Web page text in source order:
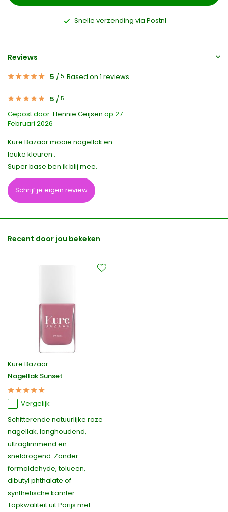
Snelle verzending via Postnl
Reviews
5 / 5 Based on 1 reviews
5 / 5
Gepost door: Hennie Geijsen op 27
Februari 2026
Kure Bazaar mooie nagellak en
leuke kleuren .
Super base ben ik blij mee.
Schrijf je eigen review
Recent door jou bekeken
Kure Bazaar
Nagellak Sunset
Vergelijk
Schitterende natuurlijke roze
nagellak, langhoudend,
ultraglimmend en
sneldrogend. Zonder
formaldehyde, tolueen,
dibutyl phthalate of
synthetische kamfer.
Topkwaliteit uit Parijs met